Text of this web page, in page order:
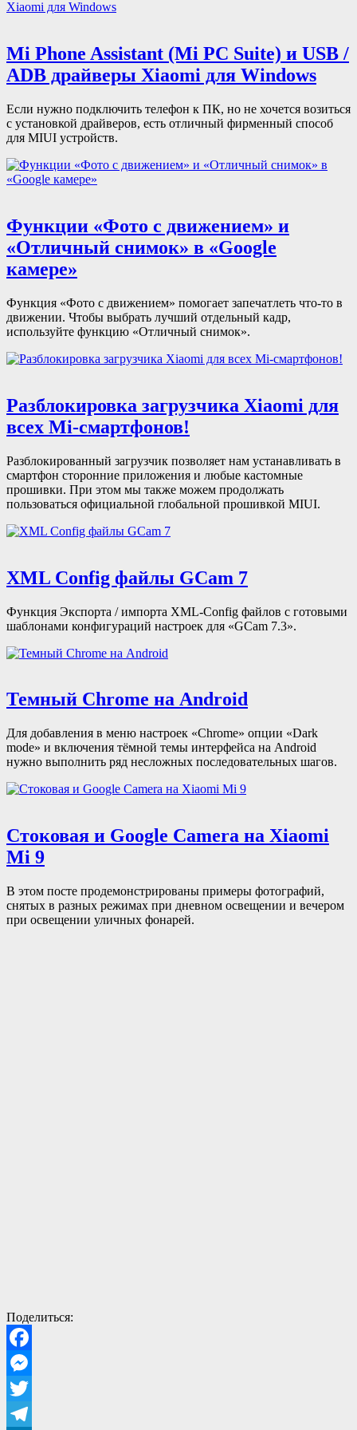
Mi Phone Assistant (Mi PC Suite) и USB /
ADB драйверы Xiaomi для Windows
Если нужно подключить телефон к ПК, но не хочется возиться
с установкой драйверов, есть отличный фирменный способ
для MIUI устройств.
Функции «Фото с движением» и
«Отличный снимок» в «Google
камере»
Функция «Фото с движением» помогает запечатлеть что-то в
движении. Чтобы выбрать лучший отдельный кадр,
используйте функцию «Отличный снимок».
Разблокировка загрузчика Xiaomi для
всех Mi-смартфонов!
Разблокированный загрузчик позволяет нам устанавливать в
смартфон сторонние приложения и любые кастомные
прошивки. При этом мы также можем продолжать
пользоваться официальной глобальной прошивкой MIUI.
XML Config файлы GCam 7
Функция Экспорта / импорта XML-Config файлов с готовыми
шаблонами конфигураций настроек для «GCam 7.3».
Темный Chrome на Android
Для добавления в меню настроек «Chrome» опции «Dark
mode» и включения тёмной темы интерфейса на Android
нужно выполнить ряд несложных последовательных шагов.
Стоковая и Google Camera на Xiaomi
Mi 9
В этом посте продемонстрированы примеры фотографий,
снятых в разных режимах при дневном освещении и вечером
при освещении уличных фонарей.
Поделиться:
Facebook
Messenger
Twitter